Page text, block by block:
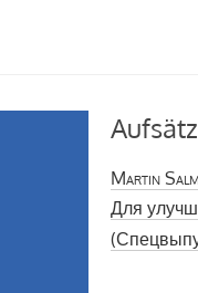
Martin
Для